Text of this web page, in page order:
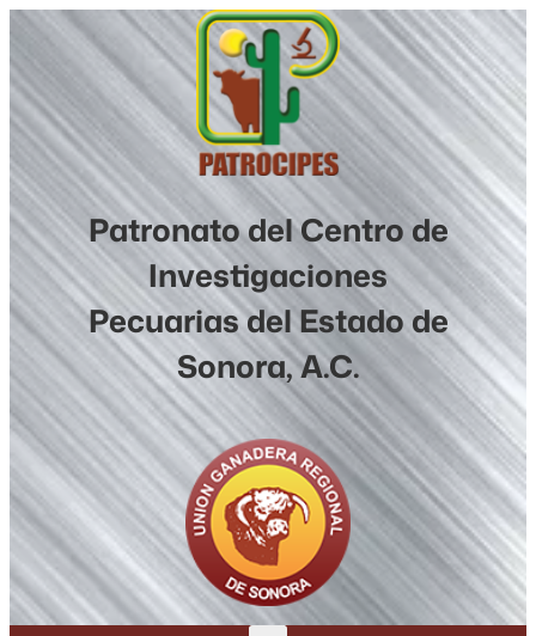
Saltar
contenido
Patronato del Centro de
Investigaciones
Pecuarias del Estado de
Sonora, A.C.